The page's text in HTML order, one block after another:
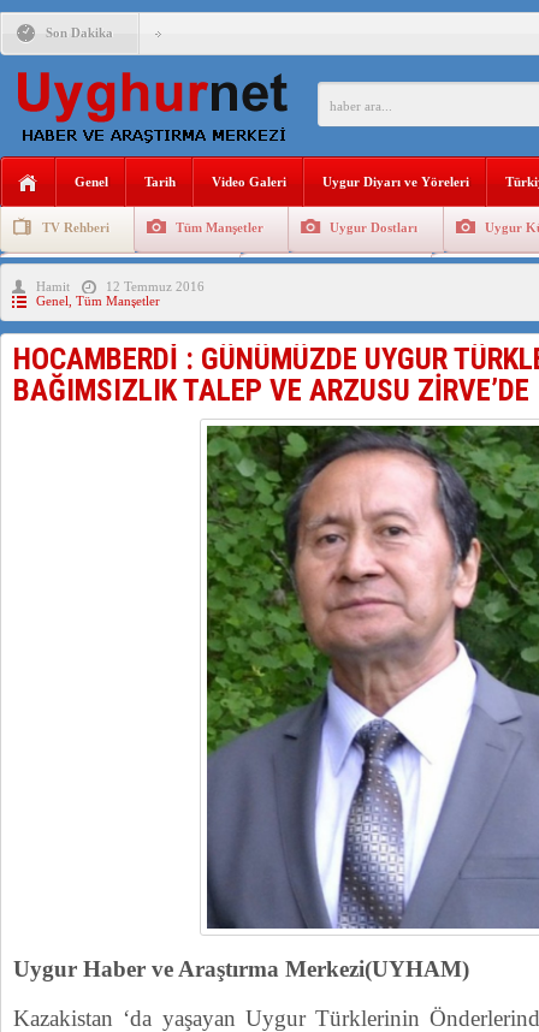
Son Dakika
ÇİN’İN “GÜVENLİK”SÖYLEMİ İLE DOĞU TÜRKİSTAN’DA
ANAHTAR PARTİ GENEL BAŞKANI AĞIRALİOĞLU :
DİYANET AKADEMİSİ BAŞKANI DOÇ.DR.KAAN : DOĞU
150 YILDIR KAYNAYAN YARAMIZ : ÇİN İŞGALİNDEKİ
ÇİN’İN UYGUR POLİTİKALARINI ÖVEN DİYANET
Genel Tarih Video Galeri Uygur Diyarı ve Yöreleri
TV Rehberi Tüm Manşetler Uygur Dostları Uygur
Uygurlarda Düğün ve Cenaze
Hamit
12 Temmuz 2016
Genel Tüm Manşetler
HOCAMBERDİ : GÜNÜMÜZDE UYGUR
BAĞIMSIZLIK TALEP VE ARZUSU ZİRVE’DE
Uygur Haber ve Araştırma Merkezi(UYHAM)
Kazakistan ‘da yaşayan Uygur Türklerinin